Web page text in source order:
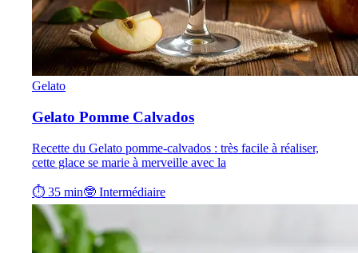
Gelato
Gelato Pomme Calvados
Recette du Gelato pomme-calvados : très facile à réaliser,
cette glace se marie à merveille avec la
⏱ 35 min🤓 Intermédiaire